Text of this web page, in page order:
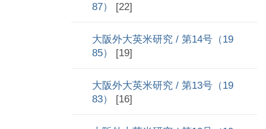
87） [22]
大阪外大英米研究 / 第14号（19
85） [19]
大阪外大英米研究 / 第13号（19
83） [16]